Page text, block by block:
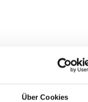
Über Cookies